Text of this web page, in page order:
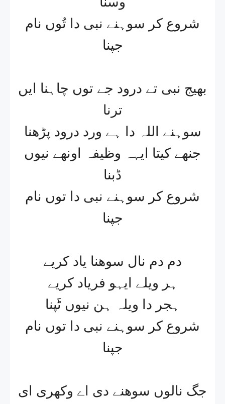
شروع کر سوہنے نبی دا تُوں نام
جپنا
بھیج نبی تے درود جے توں چاہنا ایں
ترنا
سوہنے اللہ دا ہے ورد درود پڑھنا
جنھے کیتا ایہہ وظیفہ اونھے نیوں
ڈبنا
شروع کر سوہنے نبی دا توں نام
جپنا
دم دم نال سوھنا یاد کریے
ہر ویلے ایہو فریاد کریے
ہجر دا ویلہ ہن نیوں ٹَپنا
شروع کر سوہنے نبی دا توں نام
جپنا
جگ نالوں سوھنے دی اے وکھری ای